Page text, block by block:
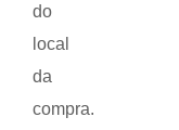
do
local
da
compra.